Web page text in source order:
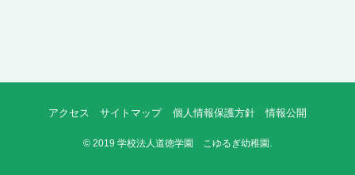
アクセス サイトマップ 個人情報保護方針 情報公開
© 2019 学校法人道徳学園 こゆるぎ幼稚園.